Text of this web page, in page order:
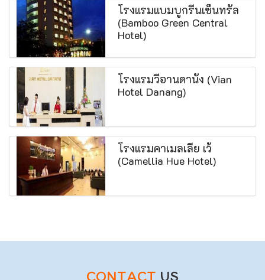
โรงแรมแบมบูกรีนเซ็นทรัล
(Bamboo Green Central
Hotel)
โรงแรมวีอานดานัง (Vian
Hotel Danang)
โรงแรมคาเมลเลีย เว้
(Camellia Hue Hotel)
CONTACT US